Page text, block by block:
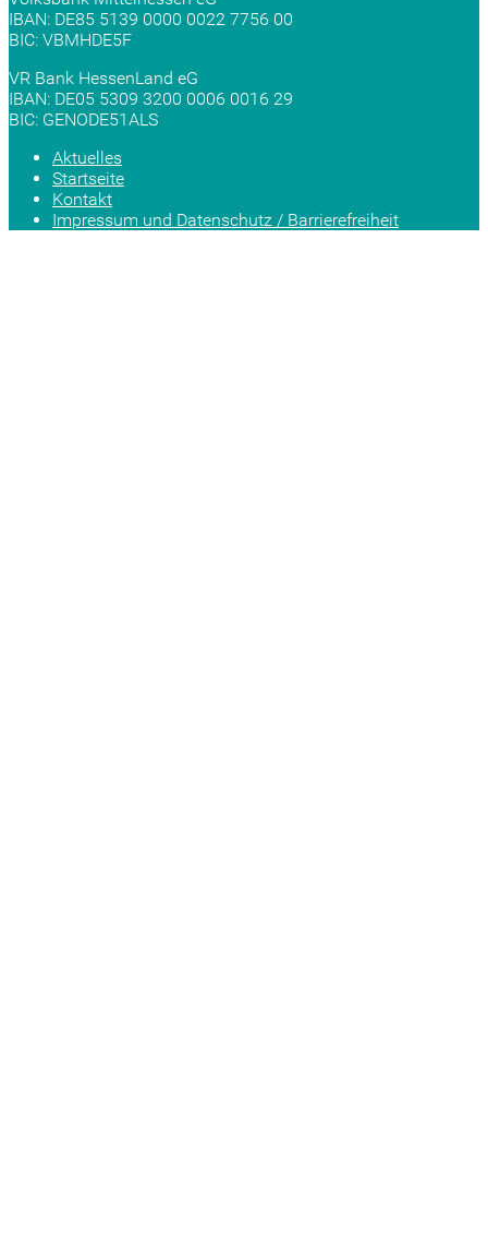
IBAN: DE85 5139 0000 0022 7756 00
BIC: VBMHDE5F
VR Bank HessenLand eG
IBAN: DE05 5309 3200 0006 0016 29
BIC: GENODE51ALS
Aktuelles
Startseite
Kontakt
Impressum und Datenschutz / Barrierefreiheit